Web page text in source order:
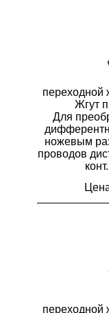
переходной
Жгут
Для
ножевым
проводов
переходной